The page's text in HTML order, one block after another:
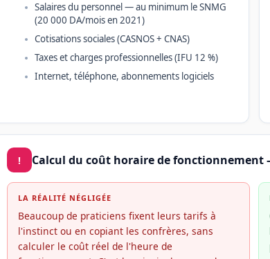
Salaires du personnel — au minimum le SNMG
(20 000 DA/mois en 2021)
Cotisations sociales (CASNOS + CNAS)
Taxes et charges professionnelles (IFU 12 %)
Internet, téléphone, abonnements logiciels
! Calcul du coût horaire de fonctionnement
LA RÉALITÉ NÉGLIGÉE
Beaucoup de praticiens fixent leurs tarifs à
l'instinct ou en copiant les confrères, sans
calculer le coût réel de l'heure de